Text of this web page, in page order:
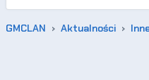
GMCLAN Aktualności